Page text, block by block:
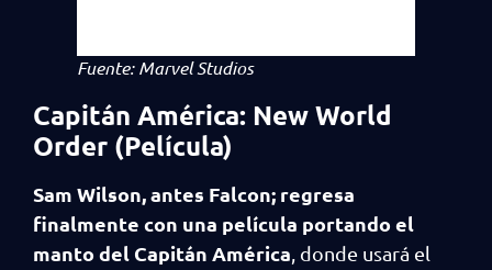
Fuente: Marvel Studios
Capitán América: New World
Order (Película)
Sam Wilson, antes Falcon; regresa
finalmente con una película portando el
manto del Capitán América , donde usará el